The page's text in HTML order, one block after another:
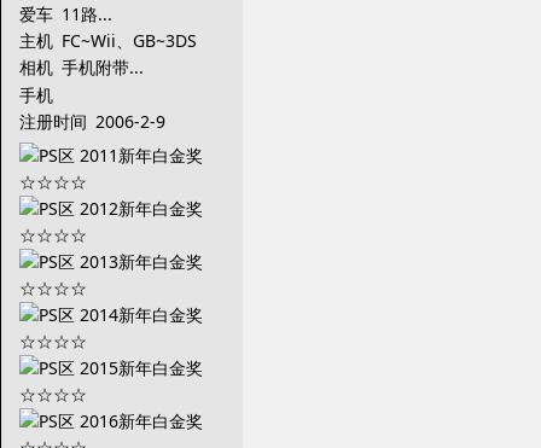
爱车 11路...
主机 FC~Wii、GB~3DS
相机 手机附带...
手机
注册时间 2006-2-9